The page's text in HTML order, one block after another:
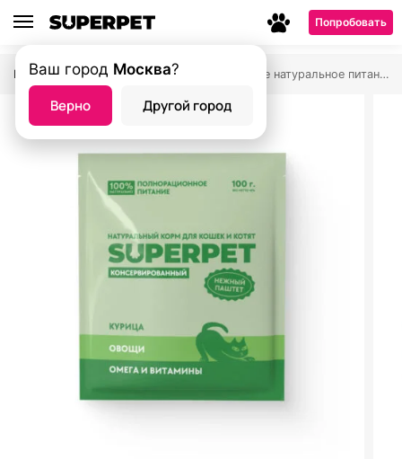
Попробовать
Главная страница — Магазин Влажное натуральное питание SUPERPET
Ваш город Москва?
Верно Другой город